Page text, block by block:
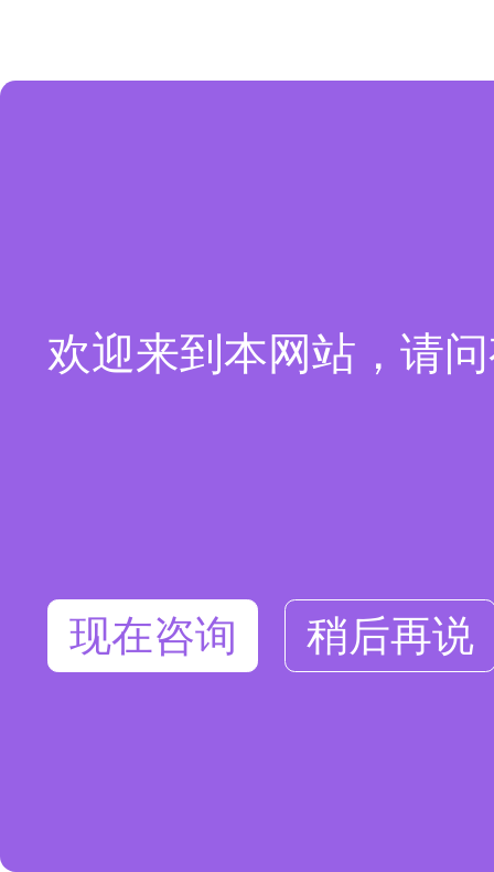
欢迎来到本网站，请
现在咨询 稍后再说